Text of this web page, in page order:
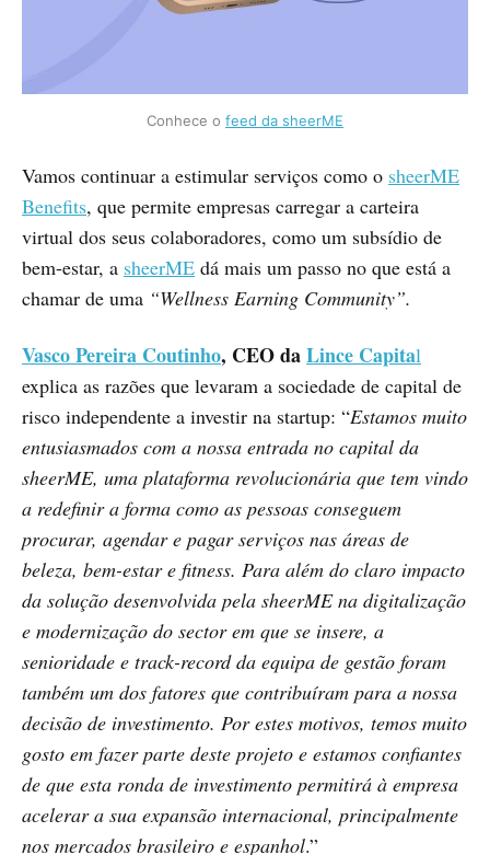
Conhece o feed da sheerME
Vamos continuar a estimular serviços como o sheerME
Benefits, que permite empresas carregar a carteira
virtual dos seus colaboradores, como um subsídio de
bem-estar, a sheerME dá mais um passo no que está a
chamar de uma “Wellness Earning Community”.
Vasco Pereira Coutinho, CEO daLince Capital
explica as razões que levaram a sociedade de capital de
risco independente a investir na startup: “Estamos muito
entusiasmados com a nossa entrada no capital da
sheerME, uma plataforma revolucionária que tem vindo
a redefinir a forma como as pessoas conseguem
procurar, agendar e pagar serviços nas áreas de
beleza, bem-estar e fitness. Para além do claro impacto
da solução desenvolvida pela sheerME na digitalização
e modernização do sector em que se insere, a
senioridade e track-record da equipa de gestão foram
também um dos fatores que contribuíram para a nossa
decisão de investimento. Por estes motivos, temos muito
gosto em fazer parte deste projeto e estamos confiantes
de que esta ronda de investimento permitirá à empresa
acelerar a sua expansão internacional, principalmente
nos mercados brasileiro e espanhol.”